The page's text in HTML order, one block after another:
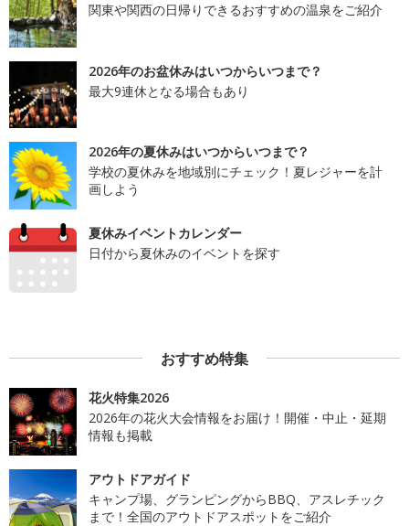
関東や関西の日帰りできるおすすめの温泉をご紹介
2026年のお盆休みはいつからいつまで？
最大9連休となる場合もあり
2026年の夏休みはいつからいつまで？
学校の夏休みを地域別にチェック！夏レジャーを計
画しよう
夏休みイベントカレンダー
日付から夏休みのイベントを探す
おすすめ特集
花火特集2026
2026年の花火大会情報をお届け！開催・中止・延期
情報も掲載
アウトドアガイド
キャンプ場、グランピングからBBQ、アスレチック
まで！全国のアウトドアスポットをご紹介